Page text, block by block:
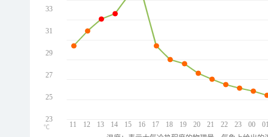
11 12 13 14 15 16 17 18 19 20 21 22 23 00
33
31
29
27
25
23
℃